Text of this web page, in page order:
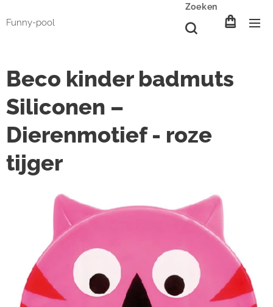
Funny-pool
Zoeken
Beco kinder badmuts
Siliconen –
Dierenmotief - roze
tijger